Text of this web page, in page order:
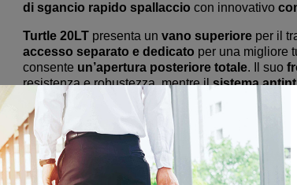
di sgancio rapido spallaccio con innovativo
Turtle 20LT presenta un vano superiore per il
accesso separato e dedicato per una migliore
consente un’apertura posteriore totale. Il suo
resistenza e robustezza, mentre ilsistema
fattore sicurezza
Per quanto riguarda il benessere dell’utilizzatore
traspirante
che dalle cinghie di fissaggio
connessione
, per una personalizzazione totale
protezione impermeabilesono inclusi, e le